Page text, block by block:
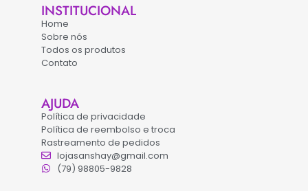
INSTITUCIONAL
Home
Sobre nós
Todos os produtos
Contato
AJUDA
Política de privacidade
Política de reembolso e troca
Rastreamento de pedidos
lojasanshay@gmail.com
(79) 98805-9828